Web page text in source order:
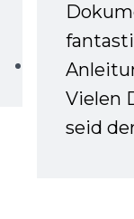
Vielen
seid